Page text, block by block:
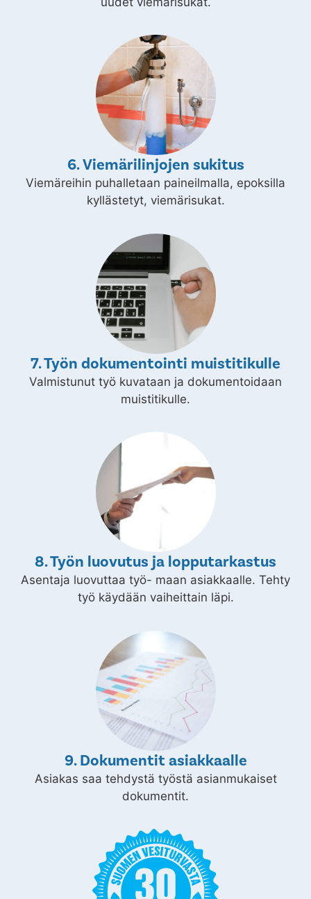
6. Viemärilinjojen sukitus
Viemäreihin puhalletaan paineilmalla, epoksilla
kyllästetyt, viemärisukat.
7. Työn dokumentointi muistitikulle
Valmistunut työ kuvataan ja dokumentoidaan
muistitikulle.
8. Työn luovutus ja lopputarkastus
Asentaja luovuttaa työ- maan asiakkaalle. Tehty
työ käydään vaiheittain läpi.
9. Dokumentit asiakkaalle
Asiakas saa tehdystä työstä asianmukaiset
dokumentit.